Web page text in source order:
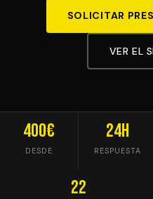
SOLICITAR
VER EL
400€
DESDE
24h
RESPUESTA
22